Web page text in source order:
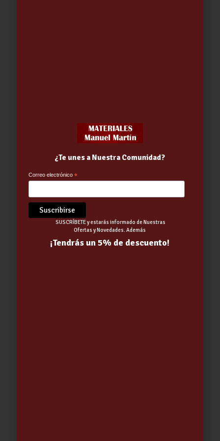
¿Te unes a Nuestra Comunidad?
Correo electrónico*
SUSCRÍBETE y estarás informado de Nuestras
Ofertas y Novedades. Además
¡Tendrás un 5% de descuento!